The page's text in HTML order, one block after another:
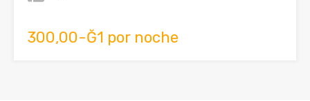
300,00-Ğ1 por noche